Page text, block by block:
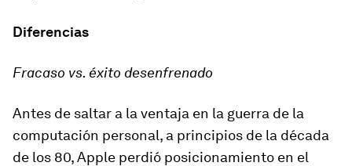
Diferencias
Fracaso vs. éxito desenfrenado
Antes de saltar a la ventaja en la guerra de la
computación personal, a principios de la década
de los 80, Apple perdió posicionamiento en el